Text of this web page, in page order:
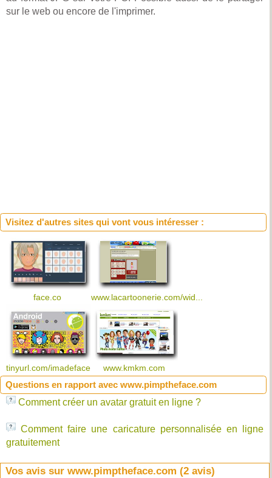
sur le web ou encore de l'imprimer.
Visitez d'autres sites qui vont vous intéresser :
face.co www.lacartoonerie.com/wid...
tinyurl.com/imadeface www.kmkm.com
Questions en rapport avec www.pimptheface.com
Comment créer un avatar gratuit en ligne ?
Comment faire une caricature personnalisée en ligne
gratuitement
Vos avis sur www.pimptheface.com (2 avis)